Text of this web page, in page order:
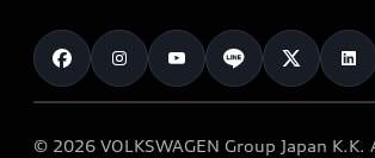
カタログ一覧
車検 / 定期点検
e-tronアフターサポート
クオリティ
保証
メンテナンス
お知らせ
オーナー様向けキャンペーン
© 2026 VOLKSWAGEN Group Japan